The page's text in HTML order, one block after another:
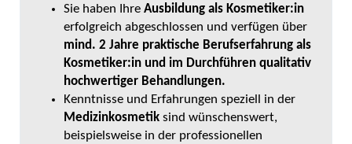
Sie haben Ihre Ausbildung als Kosmetiker:in
erfolgreich abgeschlossen und verfügen über
mind. 2 Jahre praktische Berufserfahrung als
Kosmetiker:in und im Durchführen qualitativ
hochwertiger Behandlungen.
Kenntnisse und Erfahrungen speziell in der
Medizinkosmetik sind wünschenswert,
beispielsweise in der professionellen